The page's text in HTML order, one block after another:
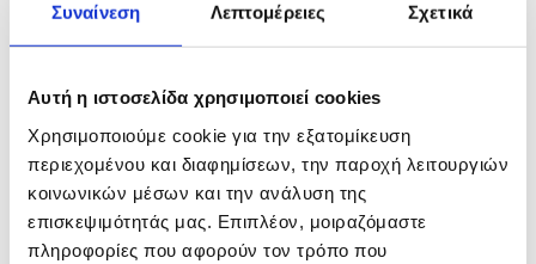
Συναίνεση Λεπτομέρειες Σχετικά
Αυτή η ιστοσελίδα χρησιμοποιεί cookies
Χρησιμοποιούμε cookie για την εξατομίκευση
περιεχομένου και διαφημίσεων, την παροχή λειτουργιών
κοινωνικών μέσων και την ανάλυση της
επισκεψιμότητάς μας. Επιπλέον, μοιραζόμαστε
πληροφορίες που αφορούν τον τρόπο που
δυσλεξία, δυσορθογραφία και δυσαριθμισία.
Νευρολογικές διαταραχές λόγου, ομιλίας και
αφασία, η άνοια, τα προβλήματα που μπορεί
να προκληθούν από κρανιοεκγεφαλικές
κακώσεις. Τέλος, ο Λογοθεραπευτής
αναλαμβάνει και ζητήματα ορθοφωνίας για
επαγγελματίες του είδους.